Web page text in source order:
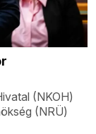
(NKOH)
(NRÜ)